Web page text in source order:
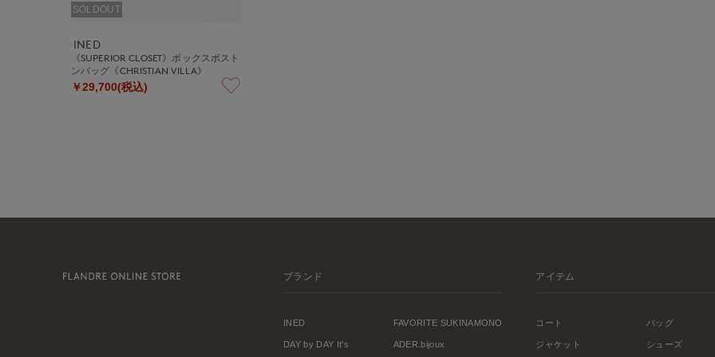
SOLDOUT
INED
《SUPERIOR CLOSET》ボックスボスト
ンバッグ《CHRISTIAN VILLA》
￥29,700(税込)
ブランド
INED
DAY by DAY It's
FAVORITE SUKINAMONO
ADER.bijoux
アイテム
コート
ジャケット
バッグ
シューズ